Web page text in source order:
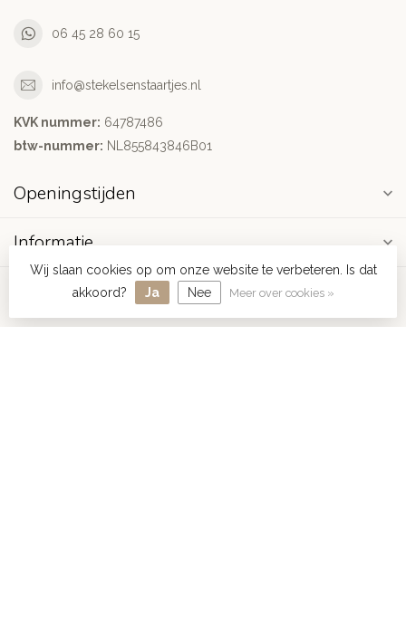
06 45 28 60 15
info@stekelsenstaartjes.nl
KVK nummer: 64787486
btw-nummer: NL855843846B01
Openingstijden
Informatie
Mijn account
Wij slaan cookies op om onze website te verbeteren. Is dat
akkoord?
Ja Nee Meer over cookies »